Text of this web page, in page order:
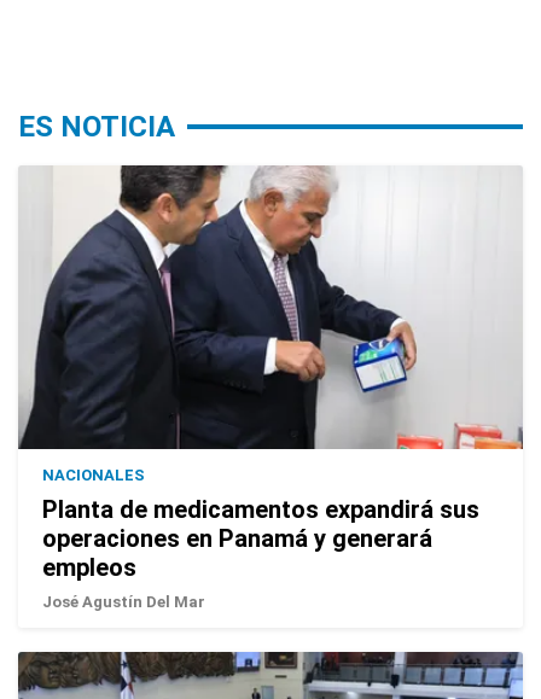
ES NOTICIA
NACIONALES
Planta de medicamentos expandirá sus
operaciones en Panamá y generará
empleos
José Agustín Del Mar